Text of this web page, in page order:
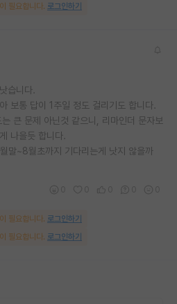
필요합니다. 로그인하기
습니다.
보통 답이 1주일 정도 걸리기도 합니다.
큰 문제 아닌것 같으니, 리마인더 문자보
나을듯 합니다.
말~8월초까지 기다리는게 낫지 않을까
필요합니다. 로그인하기
필요합니다. 로그인하기